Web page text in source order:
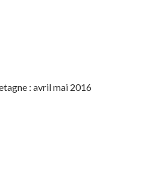
: avril mai 2016